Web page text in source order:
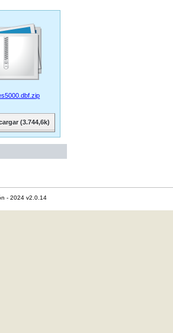
(3.744,6k)
- 2024 v2.0.14